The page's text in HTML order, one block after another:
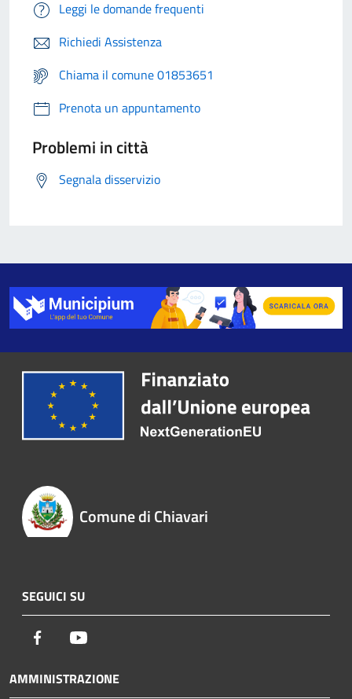
Leggi le domande frequenti
Richiedi Assistenza
Chiama il comune 01853651
Prenota un appuntamento
Problemi in città
Segnala disservizio
Comune di Chiavari
SEGUICI SU
Facebook
AMMINISTRAZIONE